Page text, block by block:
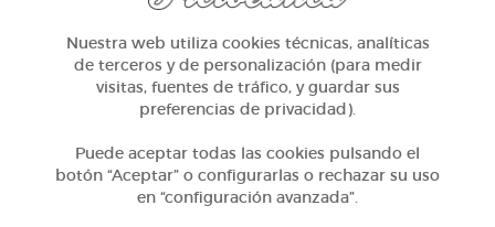
Nuestra web utiliza cookies técnicas, analíticas
de terceros y de personalización (para medir
visitas, fuentes de tráfico, y guardar sus
preferencias de privacidad).
Puede aceptar todas las cookies pulsando el
botón “Aceptar” o configurarlas o rechazar su uso
en “configuración avanzada”.